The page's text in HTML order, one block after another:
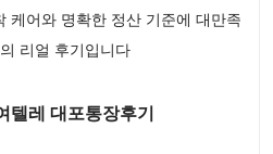
케어와 명확한 정산 기준에 대만족
리얼 후기입니다
텔레 대포통장후기